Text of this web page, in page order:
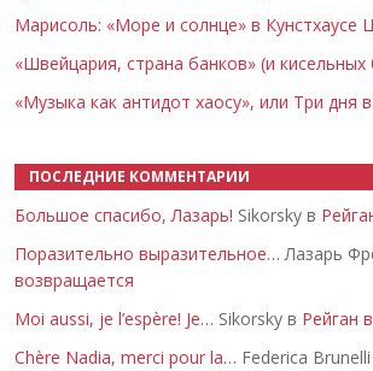
Марисоль: «Море и солнце» в Кунстхаусе
«Швейцария, страна банков» (и кисельных
«Музыка как антидот хаосу», или Три дня
ПОСЛЕДНИЕ КОММЕНТАРИИ
Большое спасибо, Лазарь! Sikorsky в
Поразительно выразительное… Лазарь
возвращается
Moi aussi, je l’espère! Je… Sikorsky в Рейган
Chère Nadia, merci pour la… Federica